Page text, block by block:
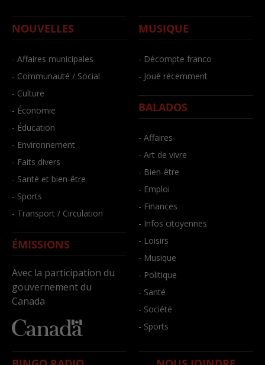
NOUVELLES
- Affaires municipales
- Communauté / Social
- Culture
- Économie
- Éducation
- Environnement
- Faits divers
- Santé et bien-être
- Sports
- Transport / Circulation
ÉMISSIONS
Avec la participation du
gouvernement du
Canada
MUSIQUE
- Décompte franco
- Joué récemment
BALADOS
- Affaires
- Art de vivre
- Bien-être
- Emploi
- Finances
- Infos citoyennes
- Loisirs
- Musique
- Politique
- Santé
- Société
- Sports